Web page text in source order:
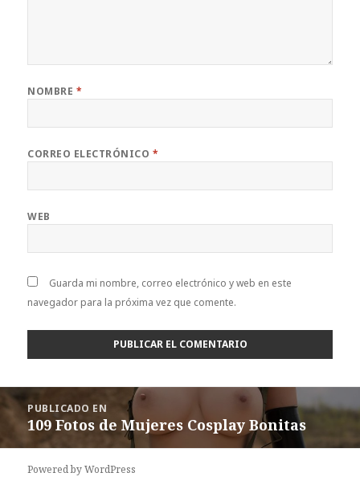
NOMBRE *
CORREO ELECTRÓNICO *
WEB
Guarda mi nombre, correo electrónico y web en este
navegador para la próxima vez que comente.
Navegación
entradas
PUBLICADO EN
109 Fotos de Mujeres Cosplay Bonitas
Powered by WordPress